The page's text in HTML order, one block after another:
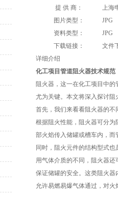
提 供 商：
上海
图片类型：
JPG
资料类型：
JPG
下载链接：
文件
详细介绍
化工项目管道阻火器技术规范
阻火器，这一在化工项目中
尤为关键。本文将深入探讨
首先，我们来看看阻火器的不
根据阻火性能，阻火器可分
部火焰传入储罐或槽车内，
同时，阻火元件的结构型式
用气体介质的不同，阻火器
保证储罐的安全。这类阻火
允许易燃易爆气体通过，对火